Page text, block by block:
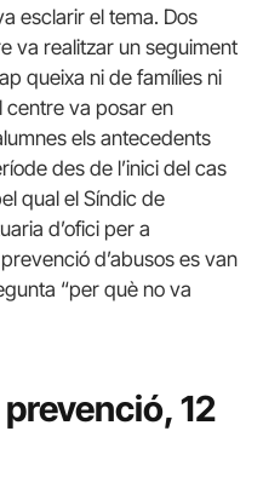
esclarir el tema. Dos
va realitzar un seguiment
queixa ni de famílies ni
centre va posar en
els antecedents
des de l’inici del cas
qual el Síndic de
d’ofici per a
d’abusos es van
“per què no va
12